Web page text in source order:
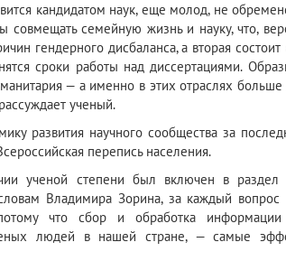
кандидатом наук, еще молод, не
совмещать семейную жизнь и науку, что,
гендерного дисбаланса, а вторая состоит
сроки работы над диссертациями.
— а именно в этих отраслях
ученый.
развития научного сообщества за
перепись населения.
ученой степени был включен в раздел
Владимира Зорина, за каждый
что сбор и обработка информации
людей в нашей стране, — самые